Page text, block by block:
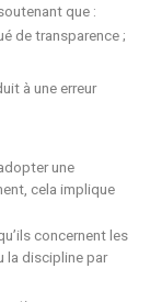
que :
de transparence ;
à une erreur
une
cela implique
concernent les
la discipline par